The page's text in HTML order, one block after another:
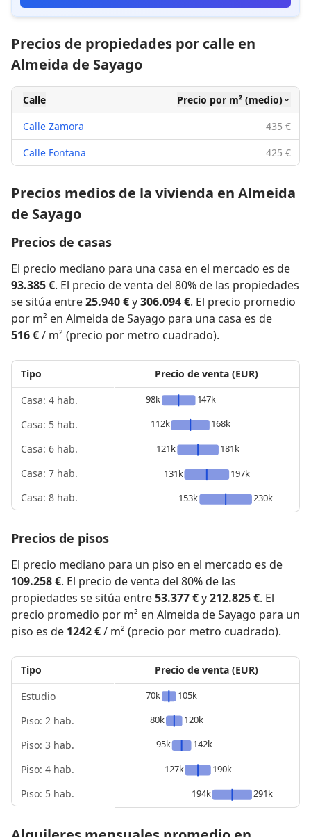
Precios de propiedades por calle en
Almeida de Sayago
Calle
Precio por m² (medio)
Calle Zamora
435 €
Calle Fontana
425 €
Precios medios de la vivienda en Almeida
de Sayago
Precios de casas
El precio mediano para una casa en el mercado es de
93.385 €. El precio de venta del 80% de las propiedades
se sitúa entre25.940 €y306.094 €. El precio promedio
por m² en Almeida de Sayago para una casa es de
516 €/ m² (precio por metro cuadrado).
Tipo
Casa: 4 hab.
Casa: 5 hab.
Casa: 6 hab.
Casa: 7 hab.
Casa: 8 hab.
Precio de venta (EUR)
98k
147k
112k
168k
121k
181k
131k
197k
153k
230k
Precios de pisos
El precio mediano para un piso en el mercado es de
109.258 €. El precio de venta del 80% de las
propiedades se sitúa entre53.377 €y212.825 €. El
precio promedio por m² en Almeida de Sayago para un
piso es de 1242 €/ m² (precio por metro cuadrado).
Tipo
Estudio
Piso: 2 hab.
Piso: 3 hab.
Piso: 4 hab.
Piso: 5 hab.
Precio de venta (EUR)
70k
105k
80k
120k
95k
142k
127k
190k
194k
291k